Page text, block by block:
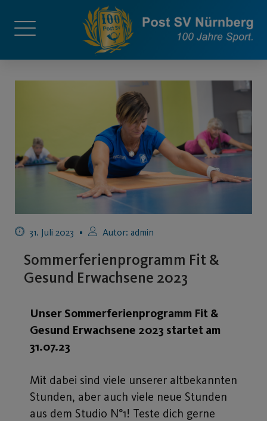
31. Juli 2023 Autor: admin
Sommerferienprogramm Fit &
Gesund Erwachsene 2023
Unser Sommerferienprogramm Fit &
Gesund Erwachsene 2023 startet am
31.07.23
Mit dabei sind viele unserer altbekannten
Stunden, aber auch viele neue Stunden
aus dem Studio N°1! Teste dich gerne